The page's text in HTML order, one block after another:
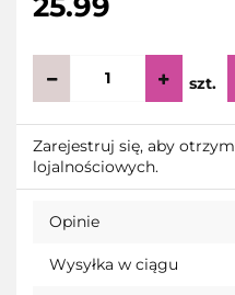
szt.
Zarejestruj się, aby
lojalnościowych.
Opinie
Wysyłka w ciągu